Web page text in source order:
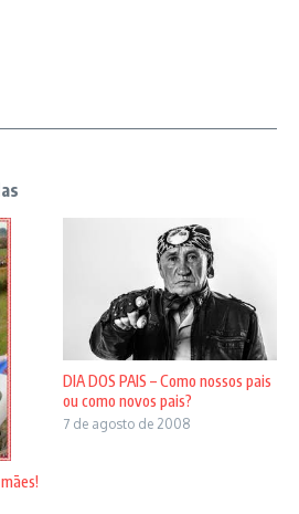
DIA DOS PAIS – Como nossos pais
ou como novos pais?
7 de agosto de 2008